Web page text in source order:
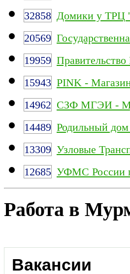
32858 Домики у
20569
19959
15943 PINK -
14962 СЗФ МГЭИ -
14489 Родильный
13309 Узловые
12685 УФМС России
Работа в
Вакансии